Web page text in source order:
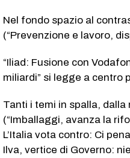
Nel fondo spazio al
(“Prevenzione e lavoro,
“Iliad: Fusione con
miliardi” si legge a centro
Tanti i temi in spalla, dalla
(“Imballaggi, avanza la
L’Italia vota contro: Ci
Ilva, vertice di Governo: